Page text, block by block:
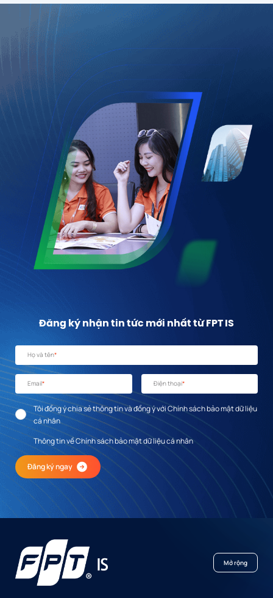
Đăng ký nhận tin tức mới nhất từ FPT IS
Họ và tên*
Email* Điện thoại*
Tôi đồng ý chia sẻ thông tin và đồng ý với Chính sách bảo mật dữ liệu
cá nhân
Thông tin về Chính sách bảo mật dữ liệu cá nhân
Đăng ký ngay
Mở rộng